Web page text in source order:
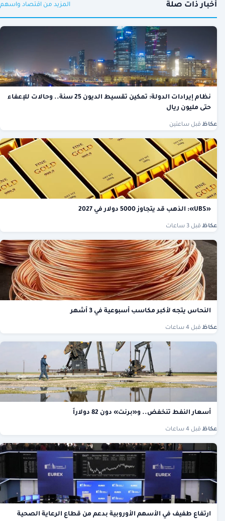
أخبار ذات صلة المزيد من اقتصاد واسهم
نظام إيرادات الدولة: تمكين تقسيط الديون 25 سنة.. وحالات للإعفاء
حتى مليون ريال
عكاظ قبل ساعتين
«UBS»: الذهب قد يتجاوز 5000 دولار في 2027
عكاظ قبل 3 ساعات
النحاس يتجه لأكبر مكاسب أسبوعية في 3 أشهر
عكاظ قبل 4 ساعات
أسعار النفط تنخفض.. و«برنت» دون 82 دولاراً
عكاظ قبل 4 ساعات
ارتفاع طفيف في الأسهم الأوروبية بدعم من قطاع الرعاية الصحية